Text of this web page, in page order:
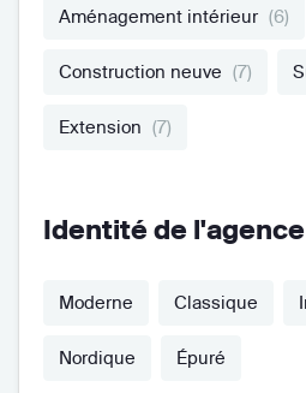
Aménagement intérieur (6)
Construction neuve (7)
Extension (7)
Identité de l'agence
Moderne Classique
Nordique Épuré